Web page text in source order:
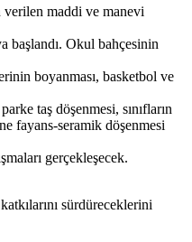
verilen maddi ve manevi
başlandı. Okul bahçesinin
boyanması, basketbol ve
taş döşenmesi, sınıfların
fayans-seramik döşenmesi
gerçekleşecek.
sürdüreceklerini